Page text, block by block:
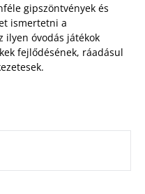
gipszöntvények és
ismertetni a
ilyen óvodás játékok
fejlődésének, ráadásul